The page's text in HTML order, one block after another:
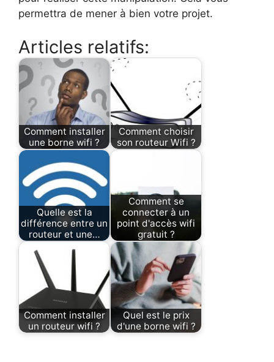
permettra de mener à bien votre projet.
Articles relatifs:
Comment installer
une borne wifi ?
Comment choisir
son routeur Wifi ?
Quelle est la
différence entre un
routeur et une…
Comment se
connecter à un
point d'accès wifi
gratuit ?
Comment installer
un routeur wifi ?
Quel est le prix
d'une borne wifi ?